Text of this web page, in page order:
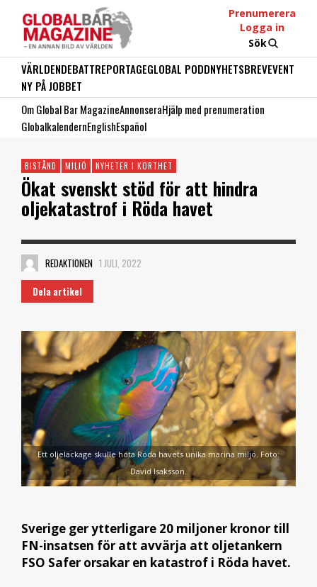
Prenumerera
Logga in
Sök
VÄRLDENDEBATTREPORTAGEGLOBAL PODDNYHETSBREVEVENT
NY PÅ JOBBET
Om Global Bar MagazineAnnonseraHjälp med prenumeration
GlobalkalendernEnglishEspañol
BISTÅND MILJÖ NYHETER I KORTHET
Ökat svenskt stöd för att hindra
oljekatastrof i Röda havet
REDAKTIONEN 1 JULI, 2022
Dela artikel
Ett oljeläckage skulle hota Röda havets unika marina miljö. Foto:
David Isaksson.
Sverige ger ytterligare 20 miljoner kronor till
FN-insatsen för att avvärja att oljetankern
FSO Safer orsakar en katastrof i Röda havet.